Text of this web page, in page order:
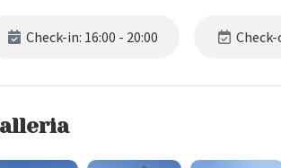
Popiglio è una deliziosa villetta situata nel
e tavolo da pranzo per 10 persone.
gli spazi esterni troviamo poi una bellissima
Check-in: 16:00 - 20:00 Check-